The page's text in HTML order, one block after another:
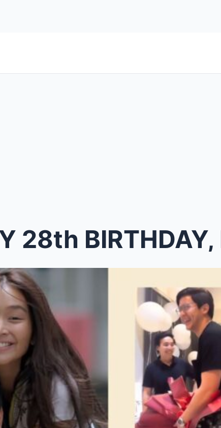
BIRTHDAY, KATHRYN